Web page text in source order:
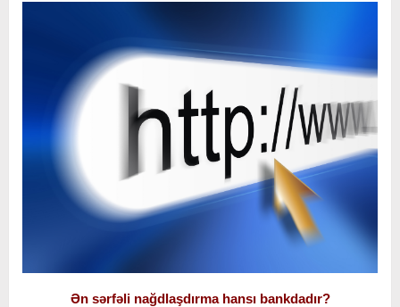
Ən sərfəli nağdlaşdırma hansı bankdadır?